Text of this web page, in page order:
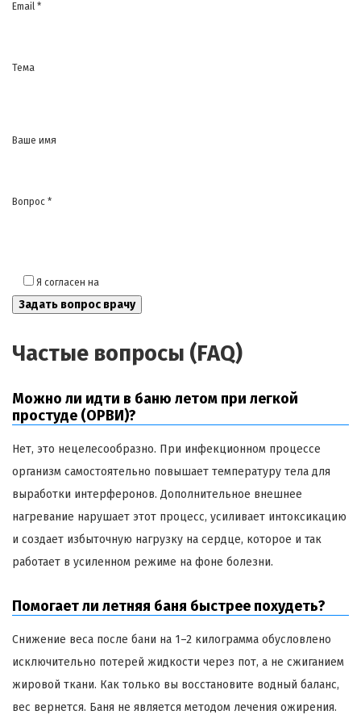
Email *
Тема
Ваше имя
Вопрос *
Я согласен на
Частые вопросы (FAQ)
Можно ли идти в баню летом при легкой
простуде (ОРВИ)?
Нет, это нецелесообразно. При инфекционном процессе
организм самостоятельно повышает температуру тела для
выработки интерферонов. Дополнительное внешнее
нагревание нарушает этот процесс, усиливает интоксикацию
и создает избыточную нагрузку на сердце, которое и так
работает в усиленном режиме на фоне болезни.
Помогает ли летняя баня быстрее похудеть?
Снижение веса после бани на 1–2 килограмма обусловлено
исключительно потерей жидкости через пот, а не сжиганием
жировой ткани. Как только вы восстановите водный баланс,
вес вернется. Баня не является методом лечения ожирения.